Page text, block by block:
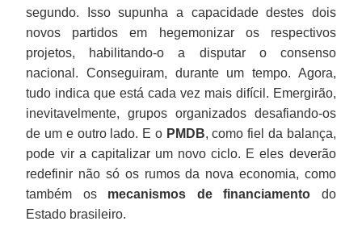
segundo. Isso supunha a capacidade destes dois
novos partidos em hegemonizar os respectivos
projetos, habilitando-o a disputar o consenso
nacional. Conseguiram, durante um tempo. Agora,
tudo indica que está cada vez mais difícil. Emergirão,
inevitavelmente, grupos organizados desafiando-os
de um e outro lado. E o PMDB, como fiel da balança,
pode vir a capitalizar um novo ciclo. E eles deverão
redefinir não só os rumos da nova economia, como
também os mecanismos de financiamento do
Estado brasileiro.